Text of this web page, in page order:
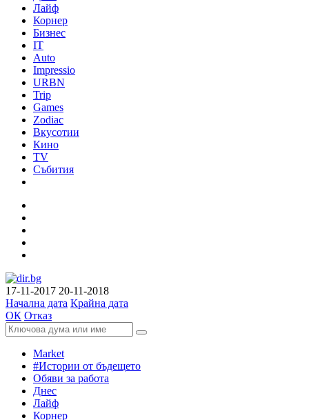
Лайф
Корнер
Бизнес
IT
Auto
Impressio
URBN
Trip
Games
Zodiac
Вкусотии
Кино
TV
Събития
17-11-2017 20-11-2018
Начална дата Крайна дата
ОК Отказ
Market
#Истории от бъдещето
Обяви за работа
Днес
Лайф
Корнер